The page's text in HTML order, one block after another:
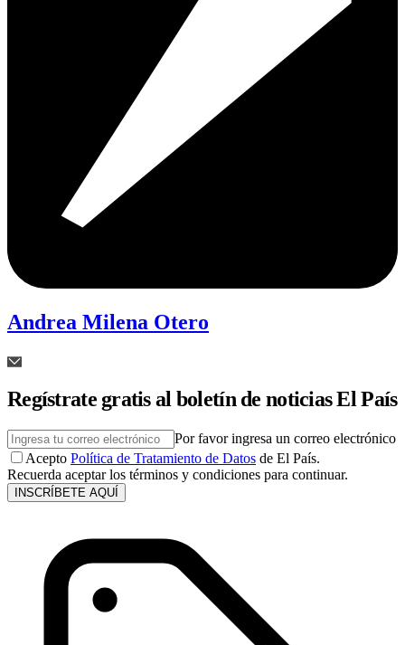
Andrea Milena Otero
Regístrate gratis al boletín de noticias El País
Por favor ingresa un correo electrónico
Acepto Política de Tratamiento de Datos de El País.
Recuerda aceptar los términos y condiciones para continuar.
INSCRÍBETE AQUÍ